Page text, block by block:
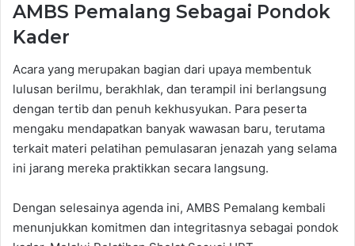
AMBS Pemalang Sebagai Pondok
Kader
​Acara yang merupakan bagian dari upaya membentuk
lulusan berilmu, berakhlak, dan terampil ini berlangsung
dengan tertib dan penuh kekhusyukan. Para peserta
mengaku mendapatkan banyak wawasan baru, terutama
terkait materi pelatihan pemulasaran jenazah yang selama
ini jarang mereka praktikkan secara langsung.
​Dengan selesainya agenda ini, AMBS Pemalang kembali
menunjukkan komitmen dan integritasnya sebagai pondok